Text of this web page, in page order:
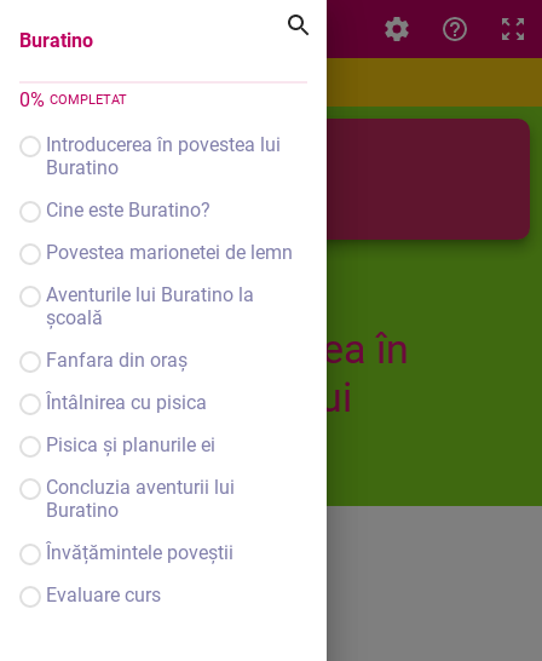
Buratino
0% COMPLETAT
Introducerea în povestea lui
Buratino
Cine este Buratino?
Povestea marionetei de lemn
Aventurile lui Buratino la
școală
Fanfara din oraș
Întâlnirea cu pisica
Pisica și planurile ei
Concluzia aventurii lui
Buratino
Învățămintele poveștii
Evaluare curs
Buratino
Buratino
Introducerea în
povestea lui
Buratino